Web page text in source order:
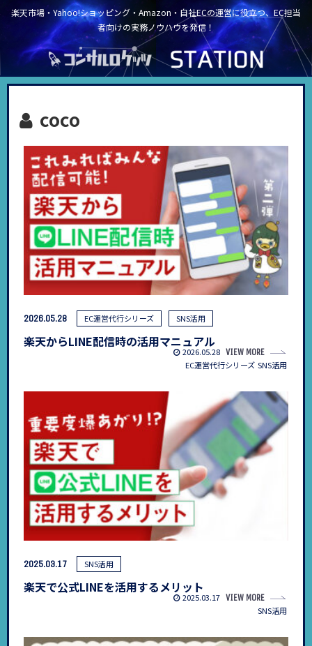
楽天市場・Yahoo!ショッピング・Amazon・自社ECの運営に役立つ、EC担当
者向けの実務ノウハウを発信！
coco
2026.05.28 EC運営代行シリーズ SNS活用
楽天からLINE配信時の活用マニュアル
2026.05.28 VIEW MORE
EC運営代行シリーズ SNS活用
2025.03.17 SNS活用
楽天で公式LINEを活用するメリット
2025.03.17 VIEW MORE
SNS活用